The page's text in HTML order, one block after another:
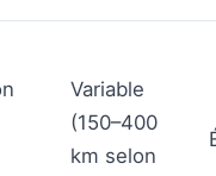
Variable
(150–400
km selon